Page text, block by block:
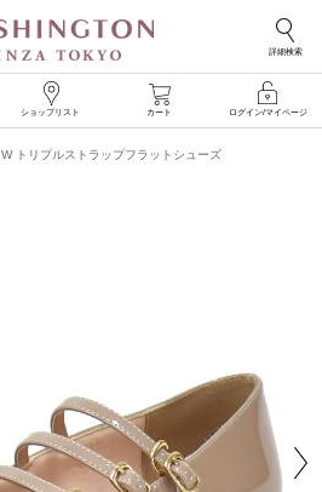
詳細検索
ショップリスト カート ログイン/マイページ
W トリプルストラップフラットシューズ